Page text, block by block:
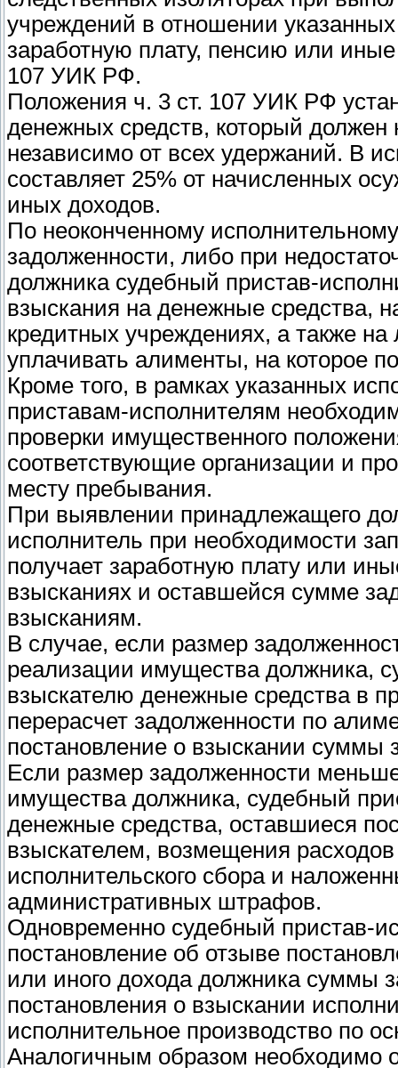
учреждений в отношении
заработную плату, пенсию или
107 УИК РФ.
Положения ч. 3 ст. 107 УИК РФ
денежных средств, который должен
независимо от всех удержаний. В
составляет 25% от начисленных
иных доходов.
По неоконченному
задолженности, либо при
должника судебный пристав-
взыскания на денежные средства,
кредитных учреждениях, а также
уплачивать алименты, на которое
Кроме того, в рамках указанных
приставам-исполнителям
проверки имущественного
соответствующие организации и
месту пребывания.
При выявлении принадлежащего
исполнитель при необходимости
получает заработную плату или
взысканиях и оставшейся сумме
взысканиям.
В случае, если размер
реализации имущества должника,
взыскателю денежные средства в
перерасчет задолженности по
постановление о взыскании суммы
Если размер задолженности
имущества должника, судебный
денежные средства, оставшиеся
взыскателем, возмещения
исполнительского сбора и
административных штрафов.
Одновременно судебный пристав-
постановление об отзыве
или иного дохода должника суммы
постановления о взыскании
исполнительное производство по
Аналогичным образом необходимо